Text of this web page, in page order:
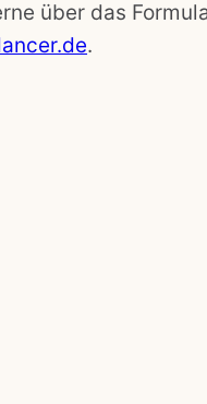
über das
.